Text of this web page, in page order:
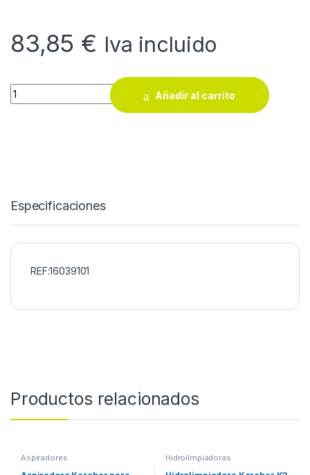
83,85 € Iva incluido
Aspiradora Karcher para suciedad sólida y líquida WD 2 Plus
Añadir al carrito
Especificaciones
REF:16039101
Productos relacionados
Aspiradores Hidrolimpiadoras